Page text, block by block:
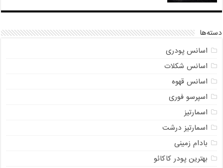
دسته‌ها
اسانس پودری
اسانس شکلات
اسانس قهوه
اسپرسو فوری
اسمارتیز
اسمارتیز درشت
بادام زمینی
بهترین پودر کاکائو